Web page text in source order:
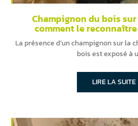
Champignon du bois
comment le
La présence d’un champignon sur la
bois est exposé à
LIRE LA SUITE